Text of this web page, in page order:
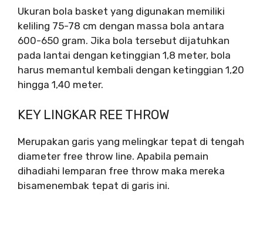
Ukuran bola basket yang digunakan memiliki
keliling 75-78 cm dengan massa bola antara
600-650 gram. Jika bola tersebut dijatuhkan
pada lantai dengan ketinggian 1,8 meter, bola
harus memantul kembali dengan ketinggian 1,20
hingga 1,40 meter.
KEY LINGKAR REE THROW
Merupakan garis yang melingkar tepat di tengah
diameter free throw line. Apabila pemain
dihadiahi lemparan free throw maka mereka
bisamenembak tepat di garis ini.